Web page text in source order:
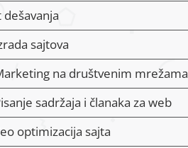
dešavanja
sajtova
na društvenim mrežama
sadržaja i članaka za web
optimizacija sajta